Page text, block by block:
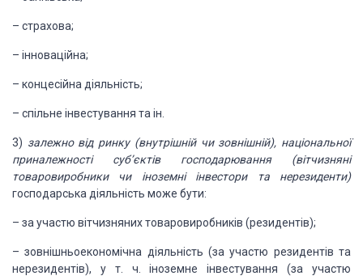
– страхова;
– інноваційна;
– концесійна діяльність;
– спільне інвестування та ін.
3) залежно від ринку(внутрішній чи зовнішній), національної
приналежності суб’єктів господарювання(вітчизняні
товаровиробники чи іноземні інвестори та нерезиденти)
господарська діяльність може бути:
– за участю вітчизнянихтоваровиробників (резидентів);
– зовнішньоекономічна діяльність (за участю резидентів та
нерезидентів), у т. ч. іноземне інвестування (за участю